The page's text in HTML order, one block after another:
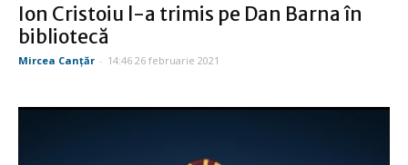
Ion Cristoiu l-a trimis pe Dan Barna în
bibliotecă
Mircea Canţăr - 14:46 26 februarie 2021